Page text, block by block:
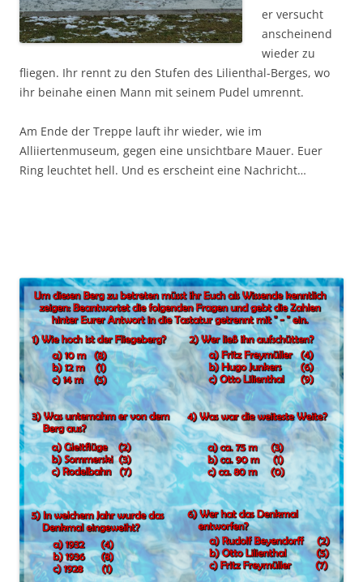
er versucht
anscheinend
wieder zu
fliegen. Ihr rennt zu den Stufen des Lilienthal-Berges, wo
ihr beinahe einen Mann mit seinem Pudel umrennt.
Am Ende der Treppe lauft ihr wieder, wie im
Alliiertenmuseum, gegen eine unsichtbare Mauer. Euer
Ring leuchtet hell. Und es erscheint eine Nachricht…